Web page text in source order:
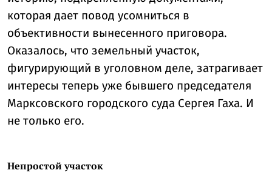
которая дает повод усомниться в
объективности вынесенного приговора.
Оказалось, что земельный участок,
фигурирующий в уголовном деле, затрагивает
интересы теперь уже бывшего председателя
Марксовского городского суда Сергея Гаха. И
не только его.
Непростой участок